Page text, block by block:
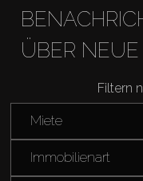
Agenten
ÜBER NEUE
Filtern
Miete
Immobilienart